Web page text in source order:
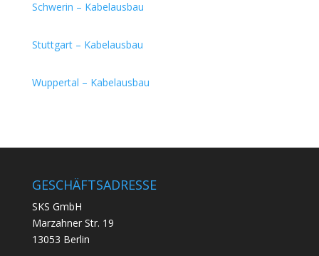
Schwerin – Kabelausbau
Stuttgart – Kabelausbau
Wuppertal – Kabelausbau
GESCHÄFTSADRESSE
SKS GmbH
Marzahner Str. 19
13053 Berlin